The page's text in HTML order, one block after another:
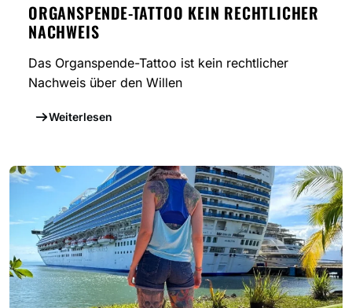
ORGANSPENDE-TATTOO KEIN RECHTLICHER
NACHWEIS
Das Organspende-Tattoo ist kein rechtlicher
Nachweis über den Willen
Weiterlesen